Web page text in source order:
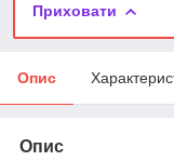
Приховати
Опис
Опис